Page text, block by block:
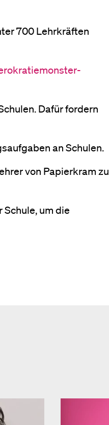
700 Lehrkräften
Dafür fordern
an Schulen.
von Papierkram zu
um die